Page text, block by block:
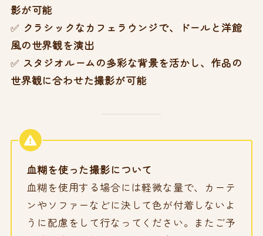
影が可能
✅ クラシックなカフェラウンジで、ドールと洋館
風の世界観を演出
✅ スタジオルームの多彩な背景を活かし、作品の
世界観に合わせた撮影が可能
血糊を使った撮影について
血糊を使用する場合には軽微な量で、カーテ
ンやソファーなどに決して色が付着しないよ
うに配慮をして行なってください。またご予